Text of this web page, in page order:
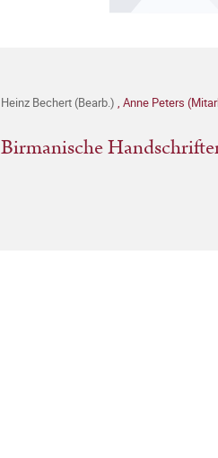
Heinz Bechert (Bearb.) , Anne Peters
Birmanische